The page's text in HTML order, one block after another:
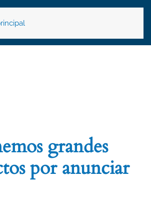
grandes
por anunciar